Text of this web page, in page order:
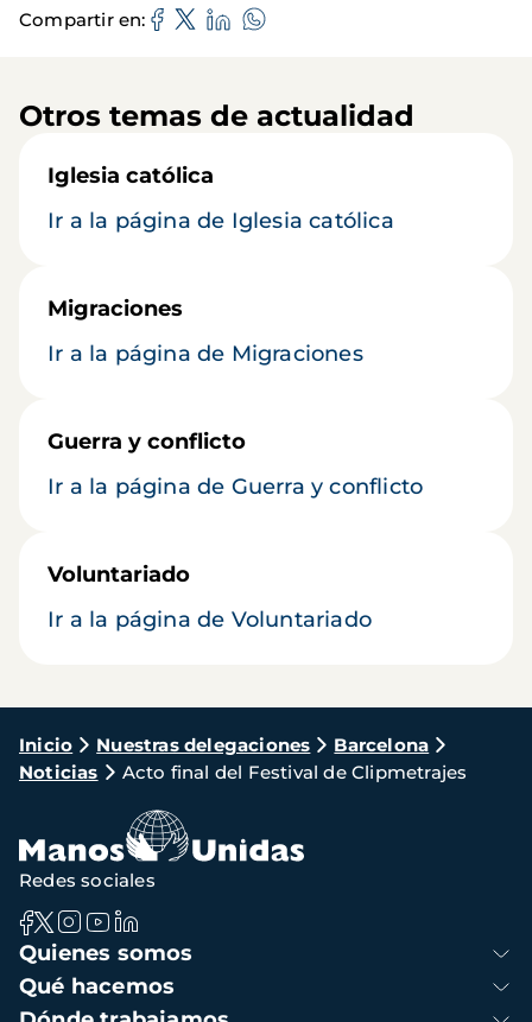
Compartir en
Otros temas de actualidad
Iglesia católica
Ir a la página de Iglesia católica
Migraciones
Ir a la página de Migraciones
Guerra y conflicto
Ir a la página de Guerra y conflicto
Voluntariado
Ir a la página de Voluntariado
Ruta
de
navegación
Inicio Nuestras delegaciones
Barcelona
Noticias
Acto final del Festival de Clipmetrajes
Navegación
principal
Quienes somos
Qué hacemos
Redes sociales